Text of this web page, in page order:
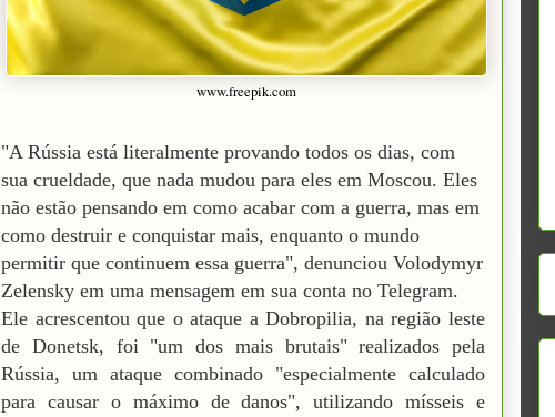
www.freepik.com
"A Rússia está literalmente provando todos os dias, com
sua crueldade, que nada mudou para eles em Moscou. Eles
não estão pensando em como acabar com a guerra, mas em
como destruir e conquistar mais, enquanto o mundo
permitir que continuem essa guerra", denunciou Volodymyr
Zelensky em uma mensagem em sua conta no Telegram.
Ele acrescentou que o ataque a Dobropilia, na região leste
de Donetsk, foi "um dos mais brutais" realizados pela
Rússia, um ataque combinado "especialmente calculado
para causar o máximo de danos", utilizando mísseis e